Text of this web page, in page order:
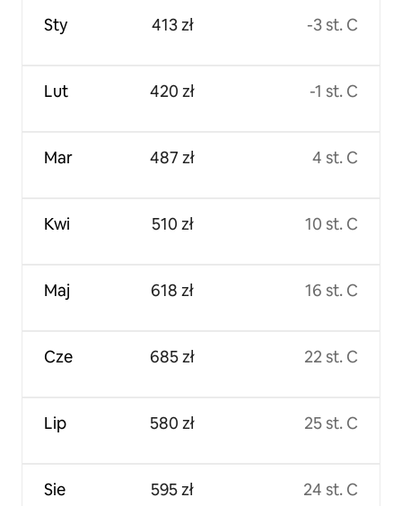
Sty
Lut
Mar
Kwi
Maj
Cze
Lip
Sie
413 zł
420 zł
487 zł
510 zł
618 zł
685 zł
580 zł
595 zł
-3 st. C
-1 st. C
4 st. C
10 st. C
16 st. C
22 st. C
25 st. C
24 st. C